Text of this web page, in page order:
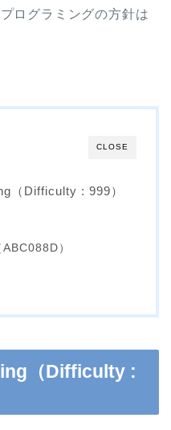
ログラミングの方針は
CLOSE
（Difficulty : 999）
）
（Difficulty :